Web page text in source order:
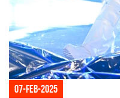
07-feb-2025